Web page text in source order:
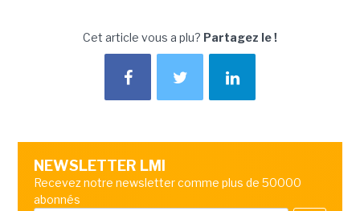
Cet article vous a plu? Partagez le !
NEWSLETTER LMI
Recevez notre newsletter comme plus de 50000
abonnés